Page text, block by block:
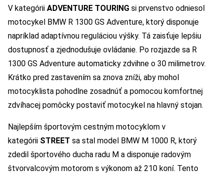
V kategórii ADVENTURE TOURING si prvenstvo odniesol
motocykel BMW R 1300 GS Adventure, ktorý disponuje
napríklad adaptívnou reguláciou výšky. Tá zaisťuje lepšiu
dostupnosť a zjednodušuje ovládanie. Po rozjazde sa R
1300 GS Adventure automaticky zdvihne o 30 milimetrov.
Krátko pred zastavením sa znova zníži, aby mohol
motocyklista pohodlne zosadnúť a pomocou komfortnej
zdvíhacej pomôcky postaviť motocykel na hlavný stojan.
Najlepším športovým cestným motocyklom v
kategórii STREET sa stal model BMW M 1000 R, ktorý
zdedil športového ducha radu M a disponuje radovým
štvorvalcovým motorom s výkonom až 210 koní. Tento